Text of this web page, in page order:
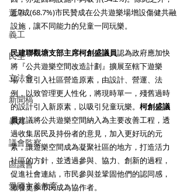
選舉
義工
民生
立法會
新聞稿
暴力
議會監察
區議會
愛國主義教育
近7成(68.7%)市民贊成在公共遊樂場增設傷健共融
設施，讓不同能力的兒童一同玩樂。
民建聯觀塘支部主席柯創盛議員認為政府應加快
將『公共遊樂空間改造計劃』擴展至轄下遊樂
場，並引入社區營造原素，由設計、營運、法
例，以致管理更人性化，將現時單一，殘舊過時
的設計引入新原素，以吸引兒童玩樂。 柯創盛議
員建議將公共遊樂空間納入為主要改善工程，透
過收集居民及持份者的意見，加入更好玩的元
素，讓遊樂空間成為凝聚社區的地方，打造活力
社區的方針，並透過參與、協力、創新的過程，
促進社會連結，市民參與並鞏固他們的認同感，
激發更多市民成為協作者。